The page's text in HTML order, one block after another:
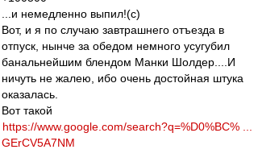
...и немедленно выпил!(с)
Вот, и я по случаю завтрашнего отъезда в
отпуск, нынче за обедом немного усугубил
банальнейшим блендом Манки Шолдер....И
ничуть не жалею, ибо очень достойная штука
оказалась.
Вот такой
https://www.google.com/search?q=%D0%BC% ...
GErCV5A7NM